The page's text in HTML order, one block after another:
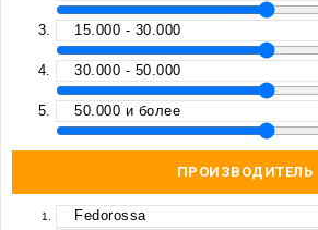
15.000 - 30.000
30.000 - 50.000
50.000 и более
ПРОИЗВОДИТЕЛЬ
Fedorossa